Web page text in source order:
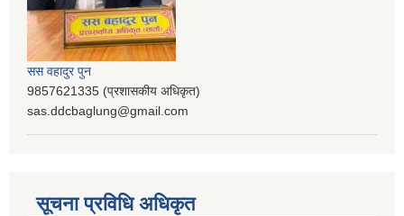
सस वहादुर पुन
9857621335 (प्रशासकीय अधिकृत)
sas.ddcbaglung@gmail.com
सूचना प्रविधि अधिकृत